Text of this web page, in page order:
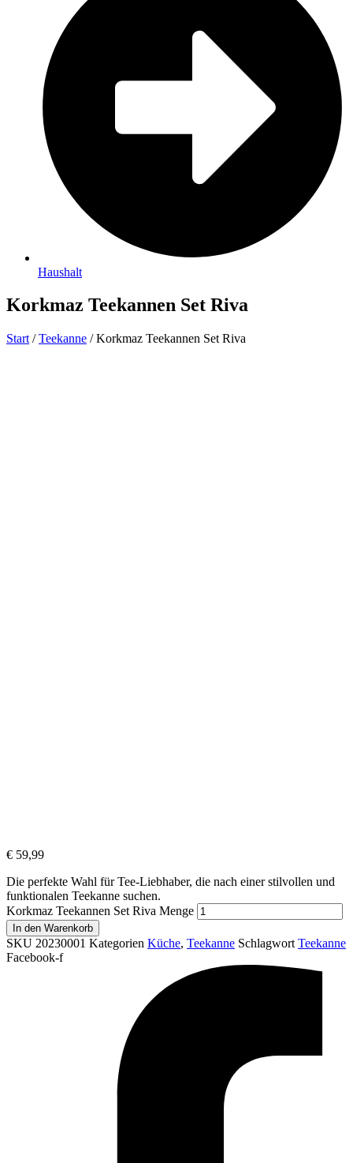
Haushalt
Korkmaz Teekannen Set Riva
Start /Teekanne / Korkmaz Teekannen Set Riva
€ 59,99
Die perfekte Wahl für Tee-Liebhaber, die nach einer stilvollen und
funktionalen Teekanne suchen.
Korkmaz Teekannen Set Riva Menge
In den Warenkorb
SKU 20230001 Kategorien Küche, Teekanne Schlagwort Teekanne
Facebook-f